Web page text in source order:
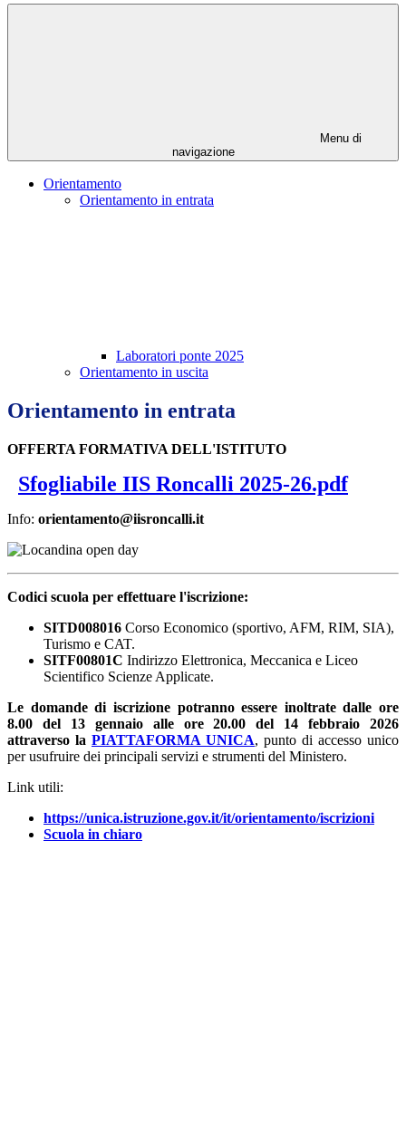
Menu di
navigazione
Orientamento
Orientamento in entrata
Laboratori ponte 2025
Orientamento in uscita
Orientamento in entrata
OFFERTA FORMATIVA DELL'ISTITUTO
Sfogliabile IIS Roncalli 2025-26.pdf
Info: orientamento@iisroncalli.it
Codici scuola per effettuare l'iscrizione:
SITD008016 Corso Economico (sportivo, AFM, RIM, SIA),
Turismo e CAT.
SITF00801C Indirizzo Elettronica, Meccanica e Liceo
Scientifico Scienze Applicate.
Le domande di iscrizione potranno essere inoltrate dalle ore
8.00 del 13 gennaio alle ore 20.00 del 14 febbraio 2026
attraverso la PIATTAFORMA UNICA, punto di accesso unico
per usufruire dei principali servizi e strumenti del Ministero.
Link utili:
https://unica.istruzione.gov.it/it/orientamento/iscrizioni
Scuola in chiaro